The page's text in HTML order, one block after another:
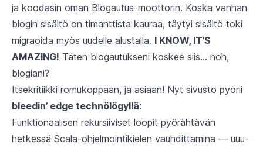
ja koodasin oman Blogautus-moottorin. Koska vanhan
blogin sisältö on timanttista kauraa, täytyi sisältö toki
migraoida myös uudelle alustalla. I KNOW, IT’S
AMAZING! Täten blogautukseni koskee siis… noh,
blogiani?
Itsekritiikki romukoppaan, ja asiaan! Nyt sivusto pyörii
bleedin’ edge technölögyllä:
Funktionaalisen rekursiiviset loopit pyörähtävän
hetkessä Scala-ohjelmointikielen vauhdittamina — uuu-